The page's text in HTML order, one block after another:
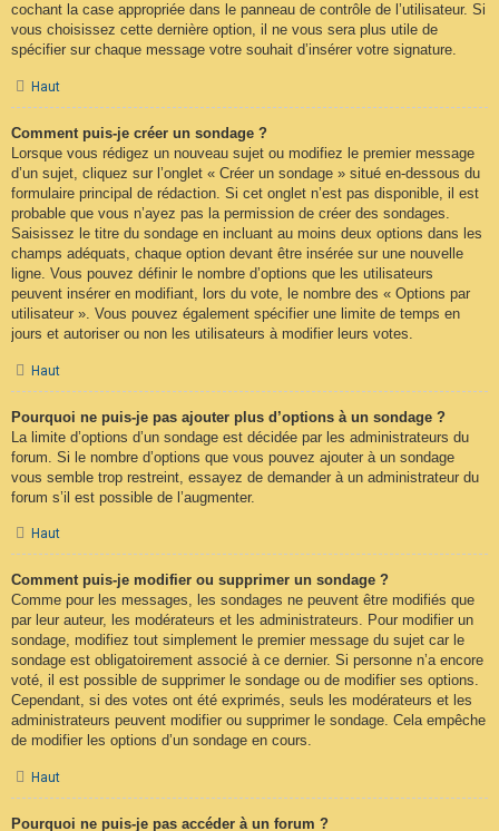
cochant la case appropriée dans le panneau de contrôle de l’utilisateur. Si
vous choisissez cette dernière option, il ne vous sera plus utile de
spécifier sur chaque message votre souhait d’insérer votre signature.
Haut
Comment puis-je créer un sondage ?
Lorsque vous rédigez un nouveau sujet ou modifiez le premier message
d’un sujet, cliquez sur l’onglet « Créer un sondage » situé en-dessous du
formulaire principal de rédaction. Si cet onglet n’est pas disponible, il est
probable que vous n’ayez pas la permission de créer des sondages.
Saisissez le titre du sondage en incluant au moins deux options dans les
champs adéquats, chaque option devant être insérée sur une nouvelle
ligne. Vous pouvez définir le nombre d’options que les utilisateurs
peuvent insérer en modifiant, lors du vote, le nombre des « Options par
utilisateur ». Vous pouvez également spécifier une limite de temps en
jours et autoriser ou non les utilisateurs à modifier leurs votes.
Haut
Pourquoi ne puis-je pas ajouter plus d’options à un sondage ?
La limite d’options d’un sondage est décidée par les administrateurs du
forum. Si le nombre d’options que vous pouvez ajouter à un sondage
vous semble trop restreint, essayez de demander à un administrateur du
forum s’il est possible de l’augmenter.
Haut
Comment puis-je modifier ou supprimer un sondage ?
Comme pour les messages, les sondages ne peuvent être modifiés que
par leur auteur, les modérateurs et les administrateurs. Pour modifier un
sondage, modifiez tout simplement le premier message du sujet car le
sondage est obligatoirement associé à ce dernier. Si personne n’a encore
voté, il est possible de supprimer le sondage ou de modifier ses options.
Cependant, si des votes ont été exprimés, seuls les modérateurs et les
administrateurs peuvent modifier ou supprimer le sondage. Cela empêche
de modifier les options d’un sondage en cours.
Haut
Pourquoi ne puis-je pas accéder à un forum ?